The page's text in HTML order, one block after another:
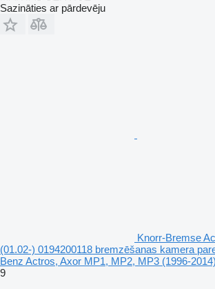
Sazināties ar pārdevēju
Knorr-Bremse
(01.02-) 0194200118 bremzēšanas kamera
Benz Actros, Axor MP1, MP2, MP3 (1996-
9